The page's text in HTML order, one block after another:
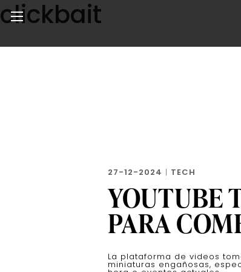
Skip
to
content
Noticias de negocios, innovación, tecnología y
clickbait
27-12-2024 | TECH
YOUTUBE
PARA
La plataforma de videos
miniaturas engañosas,